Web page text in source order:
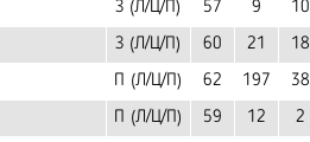
З (Л/Ц/П) 57 9 10
З (Л/Ц/П) 60 21 18
П (Л/Ц/П) 62 197 38
П (Л/Ц/П) 59 12 2